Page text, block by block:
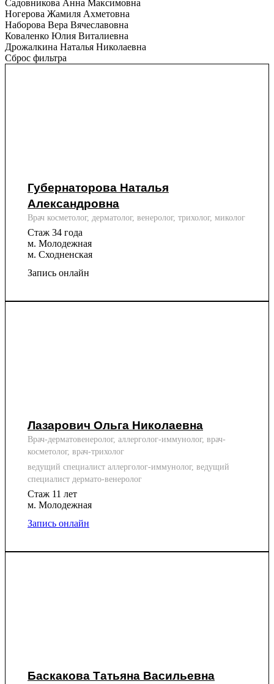
Садовникова Анна Максимовна
Ногерова Жамиля Ахметовна
Наборова Вера Вячеславовна
Коваленко Юлия Виталиевна
Дрожалкина Наталья Николаевна
Сброс фильтра
Губернаторова Наталья
Александровна
Врач косметолог, дерматолог, венеролог, трихолог, миколог
Стаж 34 года
м. Молодежная
м. Сходненская
Запись онлайн
Лазарович Ольга Николаевна
Врач-дерматовенеролог, аллерголог-иммунолог, врач-
косметолог, врач-трихолог
ведущий специалист аллерголог-иммунолог, ведущий
специалист дермато-венеролог
Стаж 11 лет
м. Молодежная
Запись онлайн
Баскакова Татьяна Васильевна